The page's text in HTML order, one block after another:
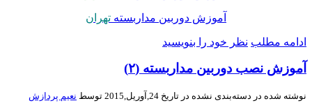
آموزش دوربین مداربستهتهران
مطلب نظر خود را بنویسید
نصب دوربین مداربسته (۲)
شده در دسته‌بندی نشدهدر تاریخ 24,آوریل,2015 توسط
نعیم پردازش